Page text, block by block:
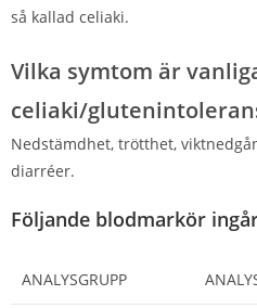
så kallad celiaki.
Vilka symtom är
celiaki/
Nedstämdhet, trötthet,
diarréer.
Följande blodmarkör
ANALYSGRUPP